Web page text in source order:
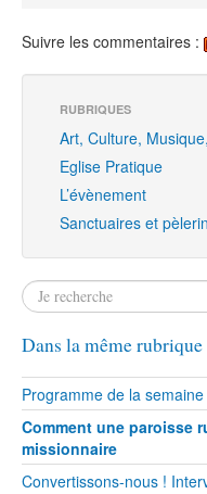
Suivre les commentaires :
RUBRIQUES
Art, Culture,
Eglise Pratique
L’évènement
Sanctuaires et
Dans la même rubrique
Programme de la
Comment une paroisse
missionnaire
Convertissons-nous !